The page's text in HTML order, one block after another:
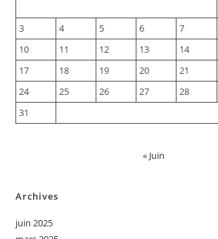
3
4 5 6 7
10
11 12 13 14
17
18 19 20 21
24
25 26 27 28
31
« Juin
Archives
juin 2025